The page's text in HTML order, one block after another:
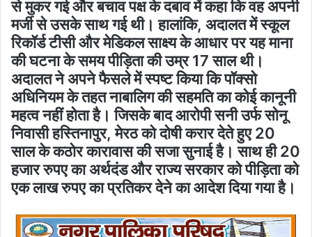
से मुकर गई और बचाव पक्ष के दबाव में कहा कि वह अपनी
मर्जी से उसके साथ गई थी। हालांकि, अदालत में स्कूल
रिकॉर्ड टीसी और मेडिकल साक्ष्य के आधार पर यह माना
की घटना के समय पीड़िता की उम्र 17 साल थी।
अदालत ने अपने फैसले में स्पष्ट किया कि पॉक्सो
अधिनियम के तहत नाबालिग की सहमति का कोई कानूनी
महत्व नहीं होता है। जिसके बाद आरोपी सनी उर्फ सोनू
निवासी हस्तिनापुर, मेरठ को दोषी करार देते हुए 20
साल के कठोर कारावास की सजा सुनाई है। साथ ही 20
हजार रुपए का अर्थदंड और राज्य सरकार को पीड़िता को
एक लाख रुपए का प्रतिकर देने का आदेश दिया गया है।